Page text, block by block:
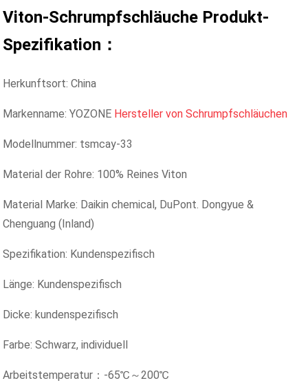
Viton-Schrumpfschläuche Produkt-
Spezifikation：
Herkunftsort: China
Markenname: YOZONE Hersteller von Schrumpfschläuchen
Modellnummer: tsmcay-33
Material der Rohre: 100% Reines Viton
Material Marke: Daikin chemical, DuPont. Dongyue &
Chenguang (Inland)
Spezifikation: Kundenspezifisch
Länge: Kundenspezifisch
Dicke: kundenspezifisch
Farbe: Schwarz, individuell
Arbeitstemperatur：-65℃～200℃